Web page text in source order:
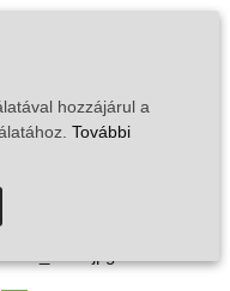
FGN_4827.jpg
hozzájárul a
További